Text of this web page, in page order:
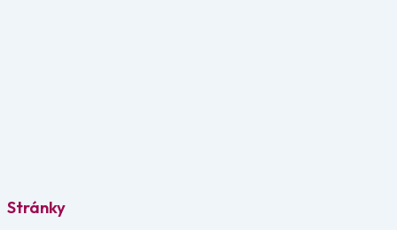
Stránky